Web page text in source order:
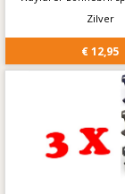
Zilver
€ 12,95